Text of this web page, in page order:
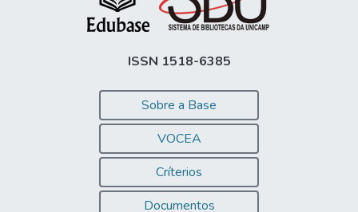
ISSN 1518-6385
Sobre a Base
VOCEA
Críterios
Documentos